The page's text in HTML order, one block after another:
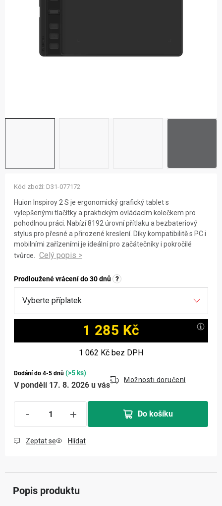
Huion Inspiroy 2 S je ergonomický grafický tablet s
vylepšenými tlačítky a praktickým ovládacím kolečkem pro
pohodlnou práci. Nabízí 8192 úrovní přítlaku a bezbateriový
stylus pro přesné a přirozené kreslení. Díky kompatibilitě s PC i
mobilními zařízeními je ideální pro začátečníky i pokročilé
tvůrce.
Prodloužené vrácení do 30 dnů ?
1 285 Kč
1 062 Kč bez DPH
Dodání do 4-5 dnů (>5 ks)
V pondělí 17. 8. 2026 u vás
Možnosti doručení
Do košíku
Kód zboží: D31-077172
Zeptat se Hlídat
Popis produktu